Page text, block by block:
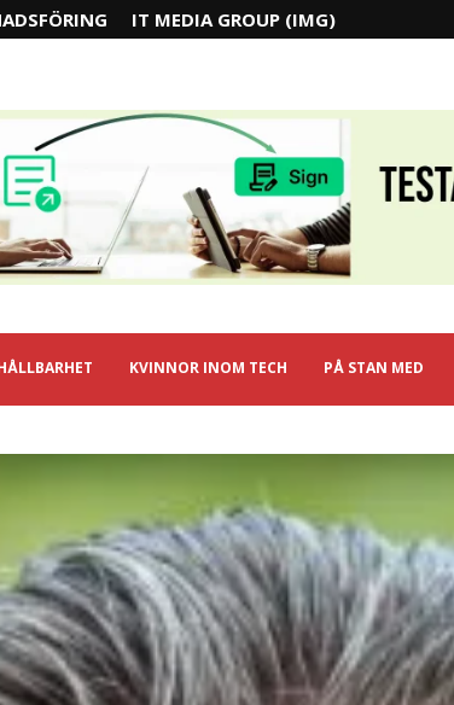
IT MEDIA GROUP (IMG)
KVINNOR INOM TECH PÅ STAN MED